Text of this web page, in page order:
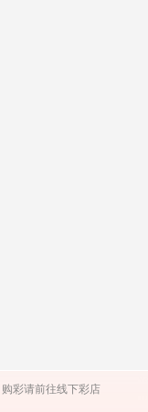
彩请前往线下彩店